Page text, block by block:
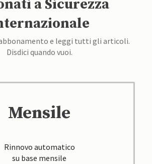
a Sicurezza
e leggi tutti gli articoli.
Disdici quando vuoi.
Mensile
Rinnovo automatico
su base mensile